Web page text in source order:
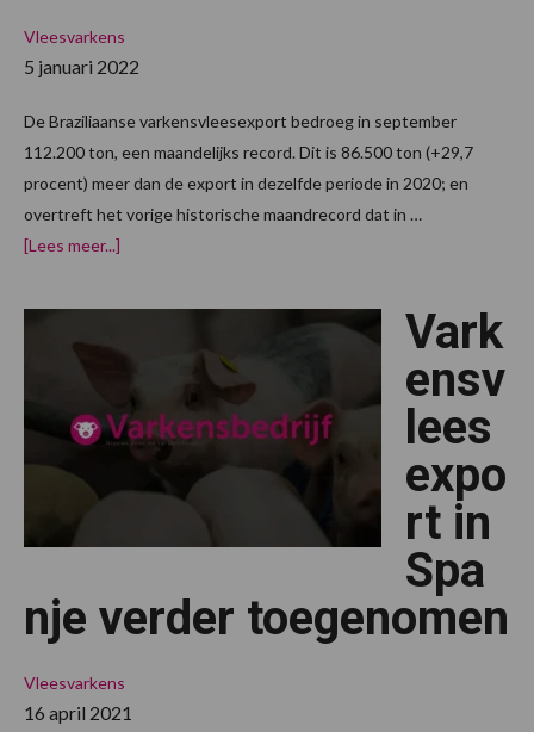
Vleesvarkens
5 januari 2022
De Braziliaanse varkensvleesexport bedroeg in september
112.200 ton, een maandelijks record. Dit is 86.500 ton (+29,7
procent) meer dan de export in dezelfde periode in 2020; en
overtreft het vorige historische maandrecord dat in …
[Lees meer...]
Vark
ensv
lees
expo
rt in
Spa
nje verder toegenomen
Vleesvarkens
16 april 2021